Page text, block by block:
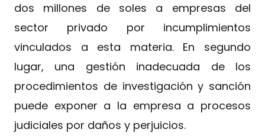
dos millones de soles a empresas del
sector privado por incumplimientos
vinculados a esta materia. En segundo
lugar, una gestión inadecuada de los
procedimientos de investigación y sanción
puede exponer a la empresa a procesos
judiciales por daños y perjuicios.